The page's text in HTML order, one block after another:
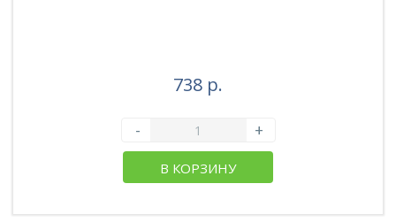
738 р.
- +
В КОРЗИНУ